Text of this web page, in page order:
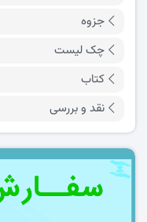
جزوه
چک لیست
کتاب
نقد و بررسی